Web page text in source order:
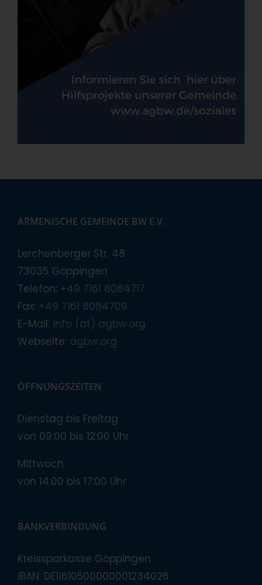
ARMENISCHE GEMEINDE BW E.V.
Lerchenberger Str. 48
73035 Göppingen
Telefon: +49 7161 8084717
Fax: +49 7161 8084709
E-Mail: info (at) agbw.org
Webseite: agbw.org
ÖFFNUNGSZEITEN
Dienstag bis Freitag
von 09:00 bis 12:00 Uhr
Mittwoch
von 14:00 bis 17:00 Uhr
BANKVERBINDUNG
Kreissparkasse Göppingen
IBAN: DE11610500000001234026